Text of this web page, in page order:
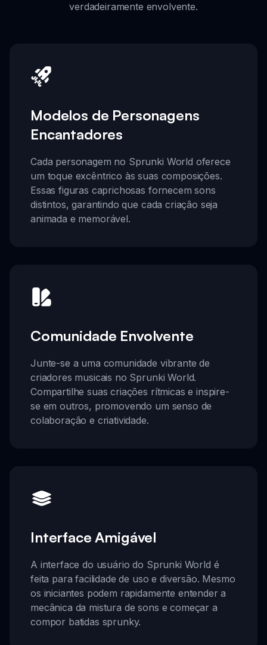
verdadeiramente envolvente.
Modelos de Personagens
Encantadores
Cada personagem no Sprunki World oferece
um toque excêntrico às suas composições.
Essas figuras caprichosas fornecem sons
distintos, garantindo que cada criação seja
animada e memorável.
Comunidade Envolvente
Junte-se a uma comunidade vibrante de
criadores musicais no Sprunki World.
Compartilhe suas criações rítmicas e inspire-
se em outros, promovendo um senso de
colaboração e criatividade.
Interface Amigável
A interface do usuário do Sprunki World é
feita para facilidade de uso e diversão. Mesmo
os iniciantes podem rapidamente entender a
mecânica da mistura de sons e começar a
compor batidas sprunky.